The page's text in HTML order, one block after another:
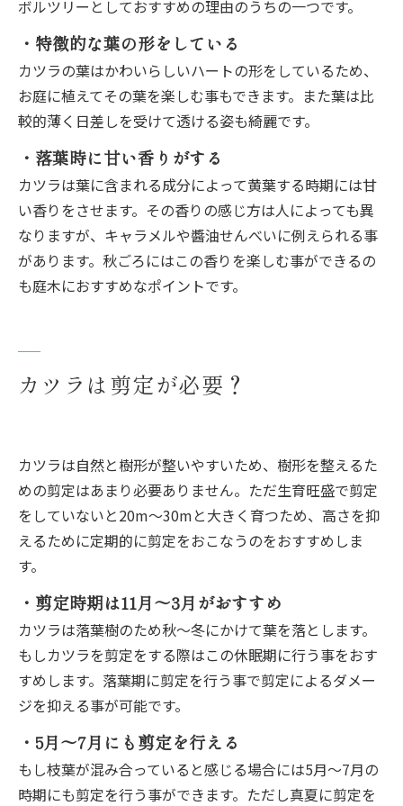
ボルツリーとしておすすめの理由のうちの一つです。
・特徴的な葉の形をしている
カツラの葉はかわいらしいハートの形をしているため、
お庭に植えてその葉を楽しむ事もできます。また葉は比
較的薄く日差しを受けて透ける姿も綺麗です。
・落葉時に甘い香りがする
カツラは葉に含まれる成分によって黄葉する時期には甘
い香りをさせます。その香りの感じ方は人によっても異
なりますが、キャラメルや醬油せんべいに例えられる事
があります。秋ごろにはこの香りを楽しむ事ができるの
も庭木におすすめなポイントです。
カツラは剪定が必要？
カツラは自然と樹形が整いやすいため、樹形を整えるた
めの剪定はあまり必要ありません。ただ生育旺盛で剪定
をしていないと20m～30mと大きく育つため、高さを抑
えるために定期的に剪定をおこなうのをおすすめしま
す。
・剪定時期は11月～3月がおすすめ
カツラは落葉樹のため秋～冬にかけて葉を落とします。
もしカツラを剪定をする際はこの休眠期に行う事をおす
すめします。落葉期に剪定を行う事で剪定によるダメー
ジを抑える事が可能です。
・5月～7月にも剪定を行える
もし枝葉が混み合っていると感じる場合には5月～7月の
時期にも剪定を行う事ができます。ただし真夏に剪定を